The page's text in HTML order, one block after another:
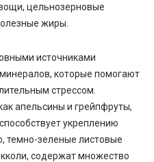
цельнозерновые
жиры.
источниками
которые помогают
стрессом.
апельсины и грейпфруты,
укреплению
темно-зеленые листовые
содержат множество